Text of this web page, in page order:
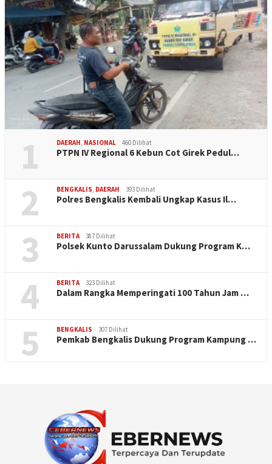
1 DAERAH, NASIONAL 460 Dilihat
PTPN IV Regional 6 Kebun Cot Girek Pedul…
2 BENGKALIS, DAERAH 393 Dilihat
Polres Bengkalis Kembali Ungkap Kasus Il…
3 BERITA 387 Dilihat
Polsek Kunto Darussalam Dukung Program K…
4 BERITA 323 Dilihat
Dalam Rangka Memperingati 100 Tahun Jam …
5 BENGKALIS 307 Dilihat
Pemkab Bengkalis Dukung Program Kampung …